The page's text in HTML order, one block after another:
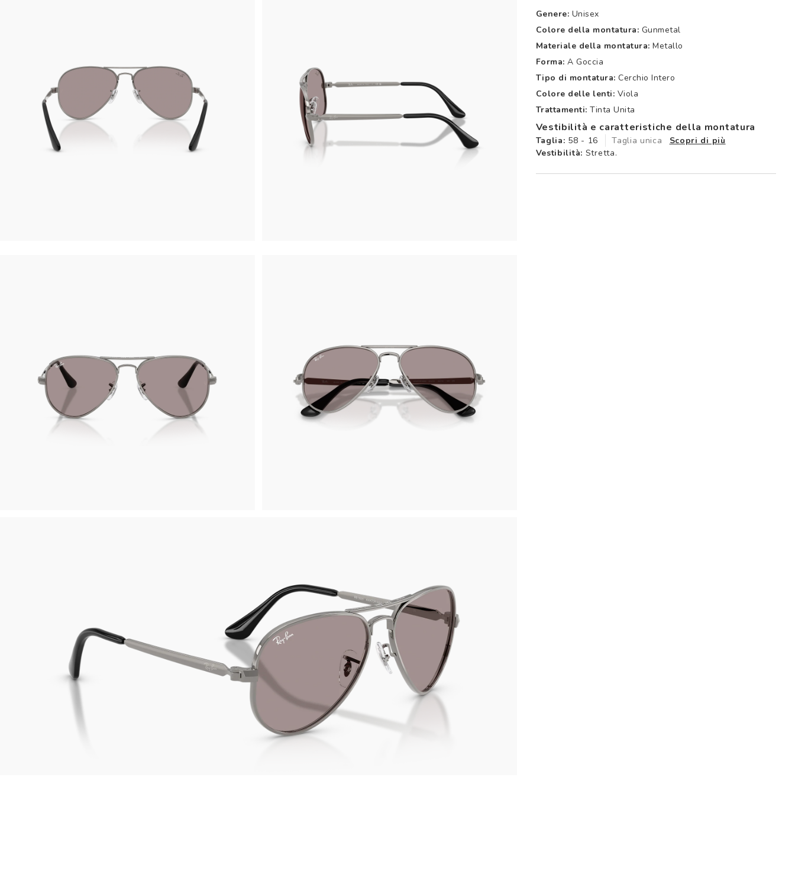
Genere: Unisex
Colore della montatura: Gunmetal
Materiale della montatura: Metallo
Forma: A Goccia
Tipo di montatura: Cerchio Intero
Colore delle lenti: Viola
Trattamenti: Tinta Unita
Vestibilità e caratteristiche della montatura
Taglia: 58 - 16 Taglia unica
Scopri di più
Vestibilità: Stretta.